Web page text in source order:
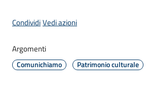
Amministrazione
Novità
Menu selezionato
Servizi
CondividiVedi azioni
Argomenti
Comunichiamo Patrimonio culturale